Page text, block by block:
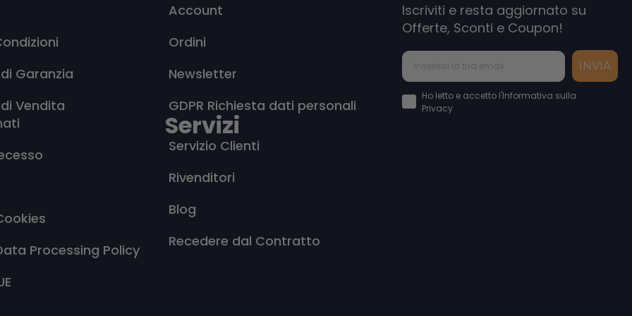
Garanzia
Vendita
Processing Policy
Account
Ordini
Newsletter
GDPR Richiesta dati personali
Servizi
Servizio Clienti
Rivenditori
Blog
Recedere dal Contratto
Iscriviti e resta aggiornato su
Offerte, Sconti e Coupon!
INVIA
Accettazione Privacy Policy
Ho letto e accetto l'Informativa sulla
Privacy